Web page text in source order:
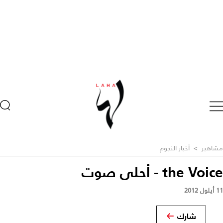
مشاهير > أخبار النجوم
the Voice - أحلى صوت
11 أيلول 2012
شارك